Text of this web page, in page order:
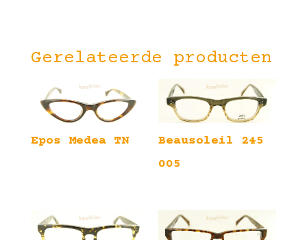
Gerelateerde producten
Epos Medea TN
Beausoleil 245
005